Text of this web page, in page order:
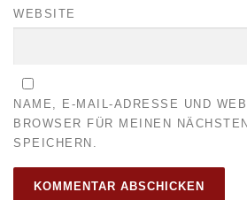
WEBSITE
NAME, E-MAIL-ADRESSE UND
BROWSER FÜR MEINEN
SPEICHERN.